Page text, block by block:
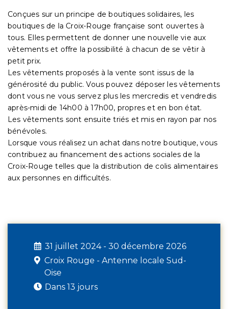
Conçues sur un principe de boutiques solidaires, les
boutiques de la Croix-Rouge française sont ouvertes à
tous. Elles permettent de donner une nouvelle vie aux
vêtements et offre la possibilité à chacun de se vêtir à
petit prix.
Les vêtements proposés à la vente sont issus de la
générosité du public. Vous pouvez déposer les vêtements
dont vous ne vous servez plus les mercredis et vendredis
après-midi de 14h00 à 17h00, propres et en bon état.
Les vêtements sont ensuite triés et mis en rayon par nos
bénévoles.
Lorsque vous réalisez un achat dans notre boutique, vous
contribuez au financement des actions sociales de la
Croix-Rouge telles que la distribution de colis alimentaires
aux personnes en difficultés.
31 juillet 2024 - 30 décembre 2026
Croix Rouge - Antenne locale Sud-
Oise
Dans 13 jours